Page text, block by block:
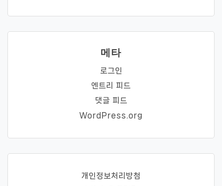
메타
로그인
엔트리 피드
댓글 피드
WordPress.org
개인정보처리방첨